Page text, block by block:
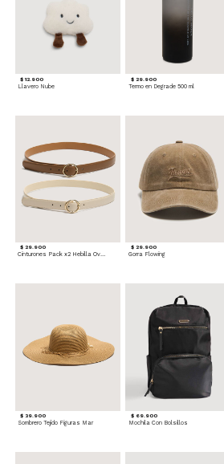
$ 12.900
Llavero Nube
$ 29.900
Termo en Degrade 500 ml
$ 29.900
Cinturones Pack x2 Hebilla Ovalada
$ 29.900
Gorra Flowing
$ 39.900
Sombrero Tejido Figuras Mar
$ 69.900
Mochila Con Bolsillos